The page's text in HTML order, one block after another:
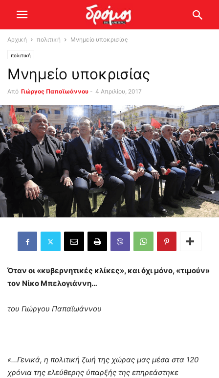
Αρχική πολιτική Μνημείο υποκρισίας
πολιτική
Μνημείο υποκρισίας
Από Γιώργος Παπαϊωάννου - 4 Απριλίου, 2017
Όταν οι «κυβερνητικές κλίκες», και όχι μόνο, «τιμούν»
τον Νίκο Μπελογιάννη…
του Γιώργου Παπαϊωάννου
«…Γενικά, η πολιτική ζωή της χώρας μας μέσα στα 120
χρόνια της ελεύθερης ύπαρξής της επηρεάστηκε